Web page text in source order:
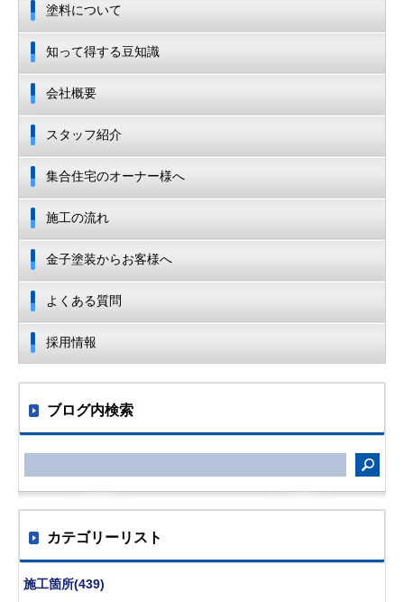
塗料について
知って得する豆知識
会社概要
スタッフ紹介
集合住宅のオーナー様へ
施工の流れ
金子塗装からお客様へ
よくある質問
採用情報
ブログ内検索
カテゴリーリスト
施工箇所(439)